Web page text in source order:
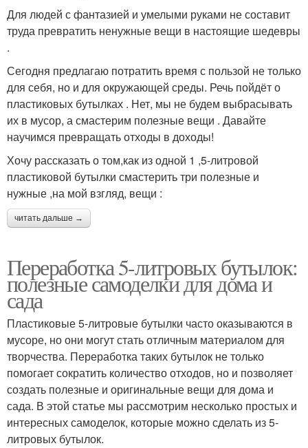
Для людей с фантазией и умелыми руками не составит
труда превратить ненужные вещи в настоящие шедевры
.
Сегодня предлагаю потратить время с пользой не только
для себя, но и для окружающей среды. Речь пойдёт о
пластиковых бутылках . Нет, мы не будем выбрасывать
их в мусор, а смастерим полезные вещи . Давайте
научимся превращать отходы в доходы!
Хочу рассказать о том,как из одной 1 ,5-литровой
пластиковой бутылки смастерить три полезные и
нужные ,на мой взгляд, вещи :
читать дальше →
Переработка 5-литровых бутылок:
полезные самоделки для дома и
сада
Пластиковые 5-литровые бутылки часто оказываются в
мусоре, но они могут стать отличным материалом для
творчества. Переработка таких бутылок не только
помогает сократить количество отходов, но и позволяет
создать полезные и оригинальные вещи для дома и
сада. В этой статье мы рассмотрим несколько простых и
интересных самоделок, которые можно сделать из 5-
литровых бутылок.